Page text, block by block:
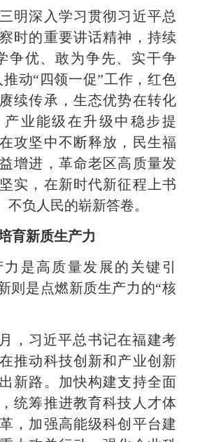
深入学习贯彻习近平总
时的重要讲话精神，持续
争优、敢为争先、实干争
动“四领一促”工作，红色
续传承，生态优势在转化
业能级在升级中稳步提
攻坚中不断释放，民生福
增进，革命老区高质量发
实，在新时代新征程上书
不负人民的崭新答卷。
育新质生产力
高质量发展的关键引
则是点燃新质生产力的“核
习近平总书记在福建考
推动科技创新和产业创新
新路。加快构建支持全面
统筹推进教育科技人才体
，加强高能级科创平台建